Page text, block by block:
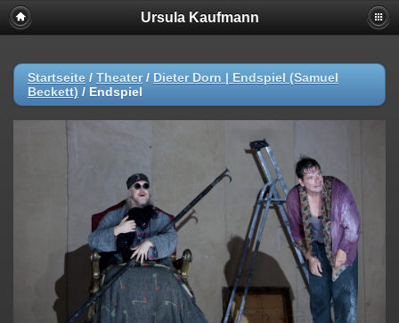
Ursula Kaufmann
Startseite / Theater/ Dieter Dorn | Endspiel (Samuel
Beckett) / Endspiel